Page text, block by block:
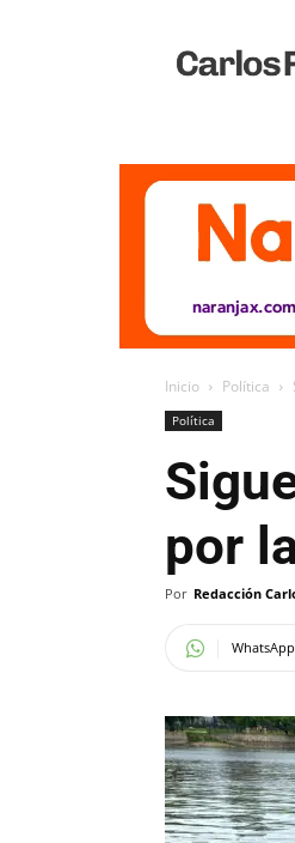
Vivo
Inicio Política
Política
por
Por Redacción
WhatsApp